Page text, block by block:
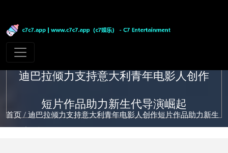
迪巴拉倾力支持意大利青年电影人创作
短片作品助力新生代导演崛起
首页 / 迪巴拉倾力支持意大利青年电影人创作短片作品助力新生
代导演崛起